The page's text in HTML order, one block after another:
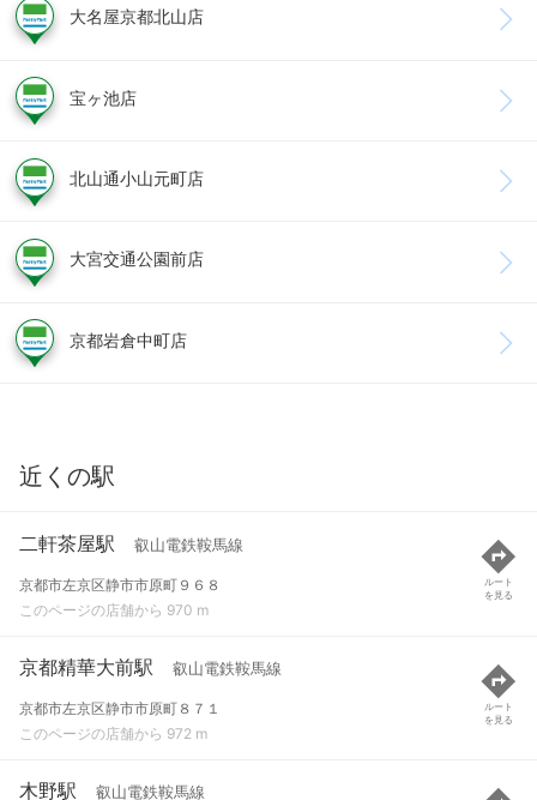
大名屋京都北山店
宝ヶ池店
北山通小山元町店
大宮交通公園前店
京都岩倉中町店
近くの駅
二軒茶屋駅 叡山電鉄鞍馬線
京都市左京区静市市原町９６８
このページの店舗から 970 m
ルート
を見る
京都精華大前駅 叡山電鉄鞍馬線
京都市左京区静市市原町８７１
このページの店舗から 972 m
ルート
を見る
木野駅 叡山電鉄鞍馬線